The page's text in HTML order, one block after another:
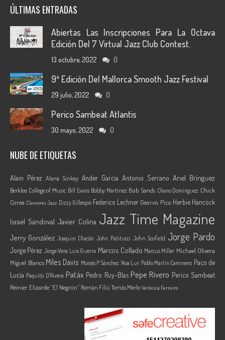
ÚLTIMAS ENTRADAS
Abiertas Las Inscripciones Para La Octava
Edición Del 7 Virtual Jazz Club Contest.
13 octubre, 2022 0
9ª Edición Del Mallorca Smooth Jazz Festival
29 julio, 2022 0
Perico Sambeat Atlantis
30 mayo, 2022 0
NUBE DE ETIQUETAS
Alain Pérez Alana Sinkey Ander García Antonio Serrano Ariel Brínguez
Berklee College of Music Bill Evans Bobby Martínez Bob Sands Chano Domínguez Chick
Corea Clamores Jazz Dizzy Gillespie Federico Lechner Georvis Pico Herbie Hancock
Israel Sandoval Javier Colina Jazz Time Magazine
Jerry González Joaquin Chacón John Patitucci John Scofield Jorge Pardo
Jorge Pérez Jorge Vera Luis Guerra Marcos Collado Marcus Miller Michael Olivera
Miguel Blanco Miles Davis Moisés P. Sánchez Noa Lur Pablo Martín Caminero Paco de
Lucía Paquito D'Rivera Patáx Pedro Ruy-Blas Pepe Rivero Perico Sambeat
Reinier Elizarde “El Negrón” Román Filiú Tomás Merlo Verónica Ferreiro